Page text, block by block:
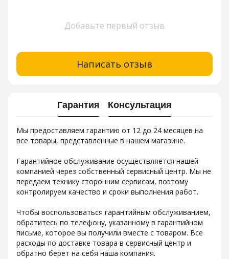
Добавьте первый отзыв
Написать отзыв
Гарантия Консультация
Мы предоставляем гарантию от 12 до 24 месяцев на
все товары, представленные в нашем магазине.
Гарантийное обслуживание осуществляется нашей
компанией через собственный сервисный центр. Мы не
передаем технику сторонним сервисам, поэтому
контролируем качество и сроки выполнения работ.
Чтобы воспользоваться гарантийным обслуживанием,
обратитесь по телефону, указанному в гарантийном
письме, которое вы получили вместе с товаром. Все
расходы по доставке товара в сервисный центр и
обратно берет на себя наша компания.